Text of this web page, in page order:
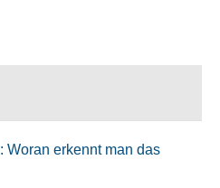
Woran erkennt man das